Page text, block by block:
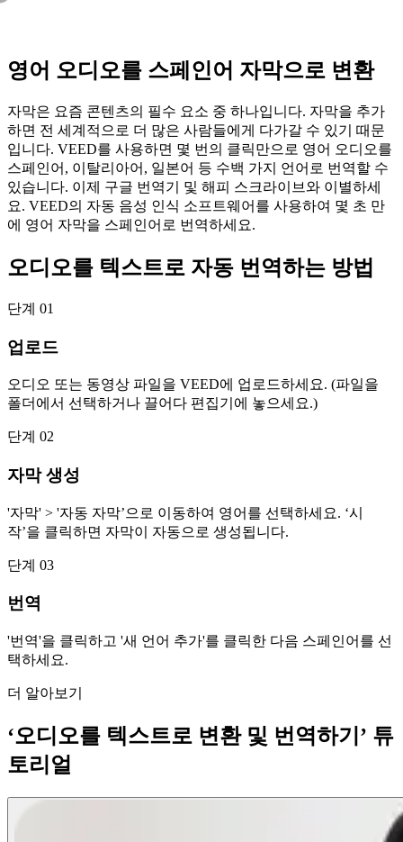
영어 오디오를 스페인어 자막으로 변환
자막은 요즘 콘텐츠의 필수 요소 중 하나입니다. 자막을 추가
하면 전 세계적으로 더 많은 사람들에게 다가갈 수 있기 때문
입니다. VEED를 사용하면 몇 번의 클릭만으로 영어 오디오를
스페인어, 이탈리아어, 일본어 등 수백 가지 언어로 번역할 수
있습니다. 이제 구글 번역기 및 해피 스크라이브와 이별하세
요. VEED의 자동 음성 인식 소프트웨어를 사용하여 몇 초 만
에 영어 자막을 스페인어로 번역하세요.
오디오를 텍스트로 자동 번역하는 방법
단계 01
업로드
오디오 또는 동영상 파일을 VEED에 업로드하세요. (파일을
폴더에서 선택하거나 끌어다 편집기에 놓으세요.)
단계 02
자막 생성
'자막' > '자동 자막’으로 이동하여 영어를 선택하세요. ‘시
작’을 클릭하면 자막이 자동으로 생성됩니다.
단계 03
번역
'번역'을 클릭하고 '새 언어 추가'를 클릭한 다음 스페인어를 선
택하세요.
더 알아보기
‘오디오를 텍스트로 변환 및 번역하기’ 튜
토리얼